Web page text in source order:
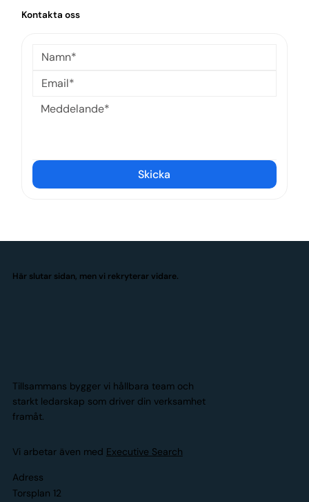
Kontakta oss
Skicka
Här slutar sidan, men vi rekryterar vidare.
Tillsammans bygger vi hållbara team och
starkt ledarskap som driver din verksamhet
framåt.
Vi arbetar även med Executive Search
Adress
Torsplan 12